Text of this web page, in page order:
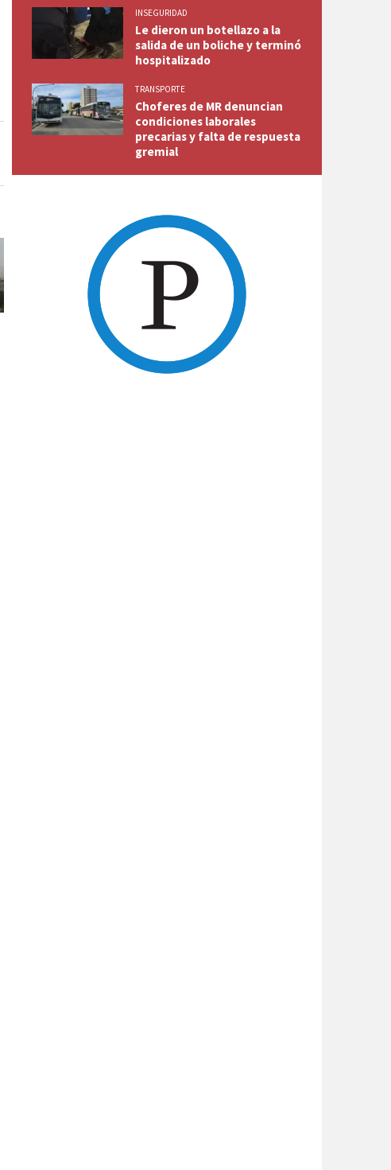
INSEGURIDAD
Le dieron un botellazo a la
salida de un boliche y terminó
hospitalizado
TRANSPORTE
Choferes de MR denuncian
condiciones laborales
precarias y falta de respuesta
gremial